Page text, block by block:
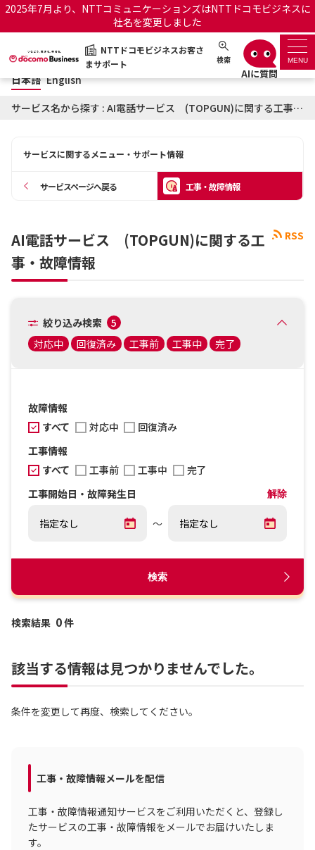
2025年7月より、NTTコミュニケーションズはNTTドコモビジネスに
社名を変更しました
NTTドコモビジネスお客さ
まサポート
検索 MENU
NTTドコモビジネスお客さまサポート 日本語 English
サポートトップ
OCNのお客さまはこちら
工事・故障情報通知サー
日本語 English
サービス名から探す : AI電話サービス (TOPGUN)に関する工事・故障情報
サービスに関するメニュー・サポート情報
サービスページへ戻る 工事・故障情報
RSS
AI電話サービス (TOPGUN)に関する工
事・故障情報
絞り込み検索
5
対応中
回復済み 工事前 工事中 完了
故障情報
すべて
対応中
回復済み
工事情報
すべて
工事前 工事中
完了
工事開始日・故障発生日
解除
～
検索
検索結果 0件
該当する情報は見つかりませんでした。
条件を変更して再度、検索してください。
工事・故障情報メールを配信
工事・故障情報通知サービスをご利用いただくと、登録し
たサービスの工事・故障情報をメールでお届けいたしま
す。